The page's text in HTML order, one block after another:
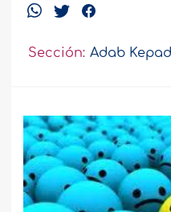
Sección: Adab